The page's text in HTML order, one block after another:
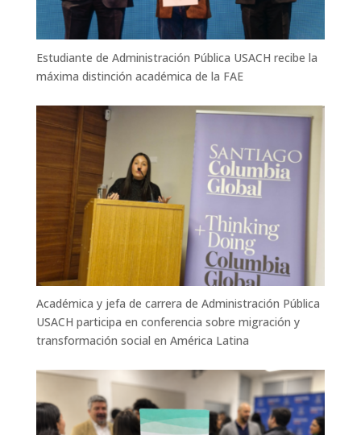
Estudiante de Administración Pública USACH recibe la
máxima distinción académica de la FAE
Académica y jefa de carrera de Administración Pública
USACH participa en conferencia sobre migración y
transformación social en América Latina